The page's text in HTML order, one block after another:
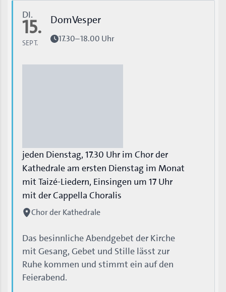
DI.
15.
SEPT.
DomVesper
17.30–18.00 Uhr
jeden Dienstag, 17.30 Uhr im Chor der
Kathedrale am ersten Dienstag im Monat
mit Taizé-Liedern, Einsingen um 17 Uhr
mit der Cappella Choralis
Chor der Kathedrale
Das besinnliche Abendgebet der Kirche
mit Gesang, Gebet und Stille lässt zur
Ruhe kommen und stimmt ein auf den
Feierabend.